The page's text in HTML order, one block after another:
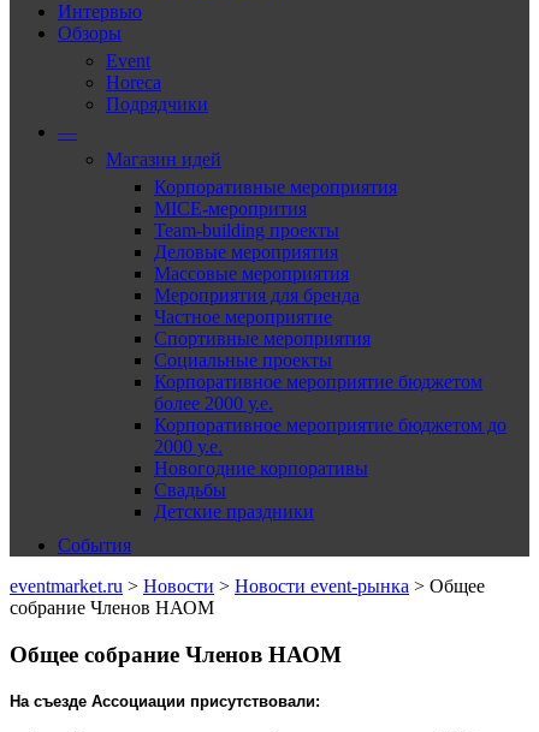
Интервью
Обзоры
Event
Horeca
Подрядчики
—
Магазин идей
Корпоративные мероприятия
MICE-меропрития
Team-building проекты
Деловые мероприятия
Массовые мероприятия
Мероприятия для бренда
Частное мероприятие
Спортивные мероприятия
Социальные проекты
Корпоративное мероприятие бюджетом
более 2000 у.е.
Корпоративное мероприятие бюджетом до
2000 у.е.
Новогодние корпоративы
Свадьбы
Детские праздники
События
eventmarket.ru > Новости > Новости event-рынка > Общее
собрание Членов НАОМ
Общее собрание Членов НАОМ
На съезде Ассоциации присутствовали: